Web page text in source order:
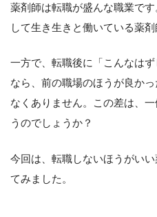
薬剤師は転職が盛んな職業で
して生き生きと働いている薬剤
一方で、転職後に「こんなは
なら、前の職場のほうが良か
なくありません。この差は、
うのでしょうか？
今回は、転職しないほうがい
てみました。